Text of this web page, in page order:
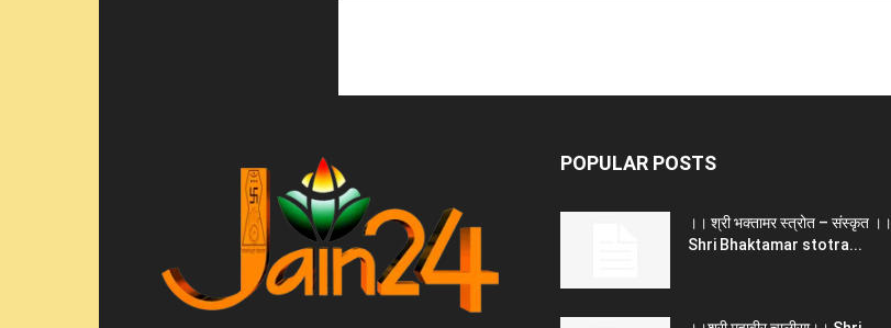
POPULAR POSTS
।। श्री भक्तामर स्त्रोत – संस्कृत ।।
Shri Bhaktamar stotra...